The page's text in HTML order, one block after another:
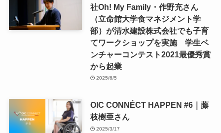
社Oh! My Family・作野充さん
（立命館大学食マネジメント学
部）が清水建設株式会社でも子育
てワークショップを実施 学生ベ
ンチャーコンテスト2021最優秀賞
から起業
2025/6/5
OIC CONNÉCT HAPPEN #6｜藤
枝樹亜さん
2025/3/17